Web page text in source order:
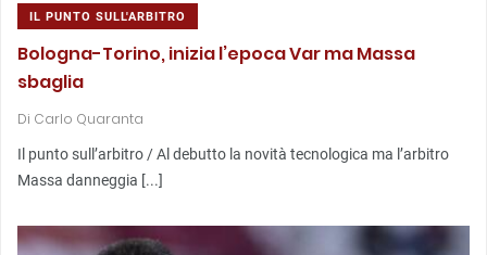
IL PUNTO SULL'ARBITRO
Bologna-Torino, inizia l’epoca Var ma Massa
sbaglia
Di Carlo Quaranta
Il punto sull’arbitro / Al debutto la novità tecnologica ma l’arbitro
Massa danneggia [...]